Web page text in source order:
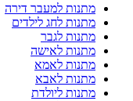
מתנות למעבר דירה
מתנות לחג לילדים
מתנות לגבר
מתנות לאישה
מתנות לאמא
מתנות לאבא
מתנות ליולדת